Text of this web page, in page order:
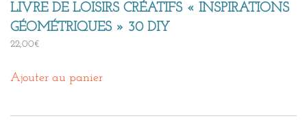
LIVRE DE LOISIRS CRÉATIFS « INSPIRATIONS
GÉOMÉTRIQUES » 30 DIY
22,00€
Ajouter au panier